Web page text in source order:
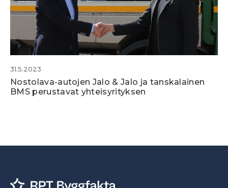
31.5.2023
Nostolava-autojen Jalo & Jalo ja tanskalainen
BMS perustavat yhteisyrityksen